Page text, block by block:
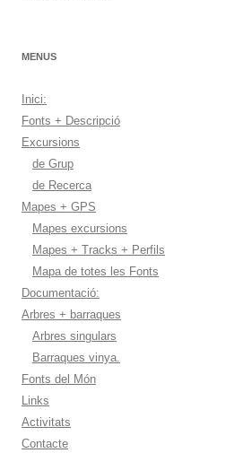
MENUS
Inici:
Fonts + Descripció
Excursions
de Grup
de Recerca
Mapes + GPS
Mapes excursions
Mapes + Tracks + Perfils
Mapa de totes les Fonts
Documentació:
Arbres + barraques
Arbres singulars
Barraques vinya.
Fonts del Món
Links
Activitats
Contacte